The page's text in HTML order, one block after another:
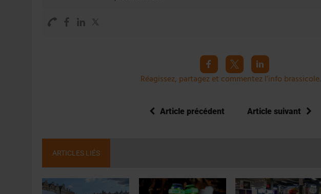
Réagissez, partagez et commentez l’info brassicole.
Article précédent Article suivant
ARTICLES LIÉS